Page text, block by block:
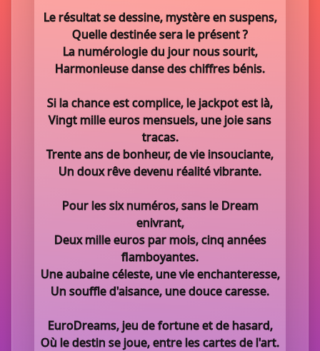
Le résultat se dessine, mystère en suspens,
Quelle destinée sera le présent ?
La numérologie du jour nous sourit,
Harmonieuse danse des chiffres bénis.
Si la chance est complice, le jackpot est là,
Vingt mille euros mensuels, une joie sans
tracas.
Trente ans de bonheur, de vie insouciante,
Un doux rêve devenu réalité vibrante.
Pour les six numéros, sans le Dream
enivrant,
Deux mille euros par mois, cinq années
flamboyantes.
Une aubaine céleste, une vie enchanteresse,
Un souffle d'aisance, une douce caresse.
EuroDreams, jeu de fortune et de hasard,
Où le destin se joue, entre les cartes de l'art.